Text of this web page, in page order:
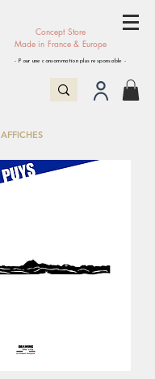
Concept Store
Made in France & Europe
- Pour une consommation plus responsable -
AFFICHES